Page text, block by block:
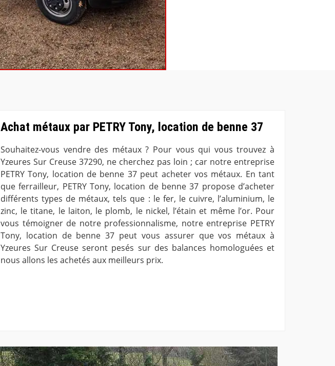
Achat métaux par PETRY Tony, location de benne 37
Souhaitez-vous vendre des métaux ? Pour vous qui vous trouvez à
Yzeures Sur Creuse 37290, ne cherchez pas loin ; car notre entreprise
PETRY Tony, location de benne 37 peut acheter vos métaux. En tant
que ferrailleur, PETRY Tony, location de benne 37 propose d’acheter
différents types de métaux, tels que : le fer, le cuivre, l’aluminium, le
zinc, le titane, le laiton, le plomb, le nickel, l’étain et même l’or. Pour
vous témoigner de notre professionnalisme, notre entreprise PETRY
Tony, location de benne 37 peut vous assurer que vos métaux à
Yzeures Sur Creuse seront pesés sur des balances homologuées et
nous allons les achetés aux meilleurs prix.